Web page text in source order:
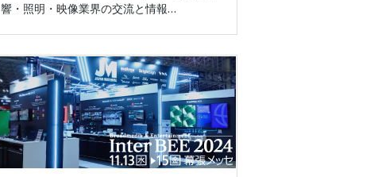
響・照明・映像業界の交流と情報…